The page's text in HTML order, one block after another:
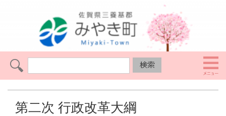
第二次 行政改革大綱